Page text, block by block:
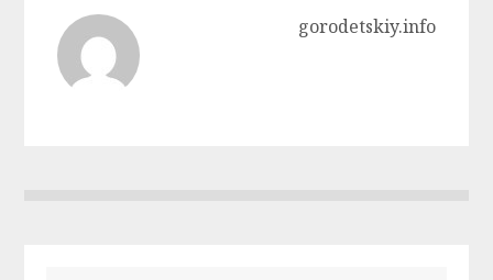
gorodetskiy.info